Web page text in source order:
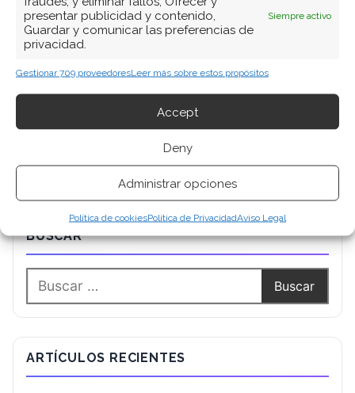
presentar publicidad y contenido,
Guardar y comunicar las preferencias de
privacidad.
Siempre activo
Gestionar 709 proveedoresLeer más sobre estos propósitos
Accept
Deny
Administrar opciones
Política de cookiesPolítica de PrivacidadAviso Legal
BUSCAR
ARTÍCULOS RECIENTES